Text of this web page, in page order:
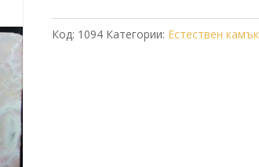
Код: 1094 Категории: Естествен камък